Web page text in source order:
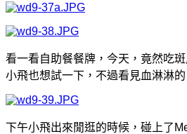
看一看自助餐餐牌，今天，竟然吃
小飛也想試一下，不過看見血淋淋
下午小飛出來閒逛的時候，碰上了